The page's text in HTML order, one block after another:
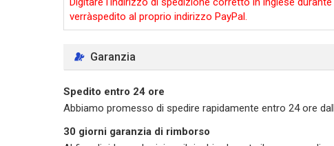
verràspedito al proprio indirizzo PayPal.
Garanzia
Spedito entro 24 ore
Abbiamo promesso di spedire rapidamente entro 24 ore
30 giorni garanzia di rimborso